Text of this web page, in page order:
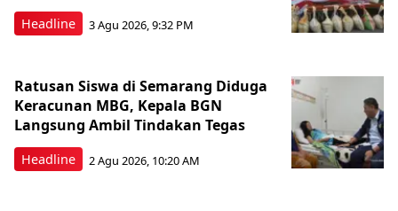
Headline 3 Agu 2026, 9:32 PM
Headline
Ratusan Siswa di Semarang Diduga
Keracunan MBG, Kepala BGN
Langsung Ambil Tindakan Tegas
2 Agu 2026, 10:20 AM